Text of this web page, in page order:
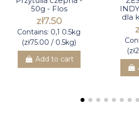
50g - Flos
zł7.50
Contains: 0,1 0.5kg
(zł75.00 / 0.5kg)
Add to cart
dla